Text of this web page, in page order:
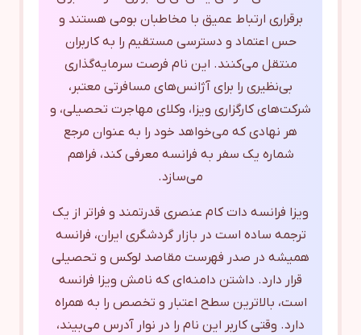
برقراری ارتباط عمیق با مخاطبان بومی هستند و
حس اعتماد و دسترسی مستقیم را به کاربران
منتقل می‌کنند. این نام فرصت سرمایه‌گذاری
بی‌نظیری را برای آژانس‌های مسافرتی معتبر،
شرکت‌های کارگزاری ویزا، وکلای مهاجرت تحصیلی، و
هر نهادی که می‌خواهد خود را به عنوان مرجع
شماره یک سفر به فرانسه معرفی کند، فراهم
می‌سازد.
ویزا فرانسه دات کام عنصری قدرتمند و فراتر از یک
ترجمه ساده است در بازار گردشگری ایران، فرانسه
همیشه در صدر فهرست مقاصد لوکس و تحصیلی
قرار دارد. داشتن دامنه‌ای که نامش ویزا فرانسه
است، بالاترین سطح اعتبار و تخصص را به همراه
دارد. وقتی کاربر این نام را در نوار آدرس می‌بیند،